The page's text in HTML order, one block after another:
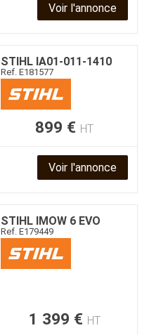
Voir l'annonce
STIHL IA01-011-1410
Ref. E181577
899 € HT
Voir l'annonce
STIHL IMOW 6 EVO
Ref. E179449
1 399 € HT